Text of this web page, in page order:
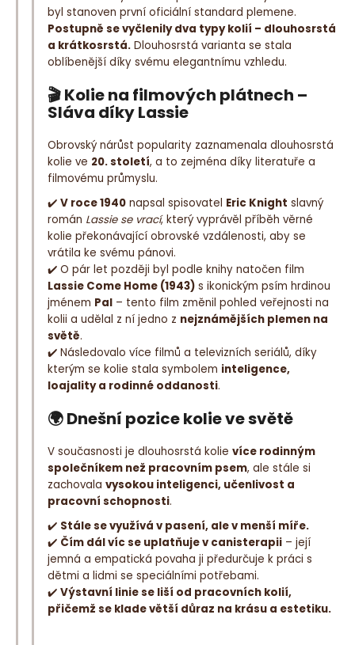
byl stanoven první oficiální standard plemene.
Postupně se vyčlenily dva typy kolií – dlouhosrstá
a krátkosrstá. Dlouhosrstá varianta se stala
oblíbenější díky svému elegantnímu vzhledu.
🎬Kolie na filmových plátnech –
Sláva díky Lassie
Obrovský nárůst popularity zaznamenala dlouhosrstá
kolie ve 20. století, a to zejména díky literatuře a
filmovému průmyslu.
✔️ V roce 1940 napsal spisovatel Eric Knight slavný
román Lassie se vrací, který vyprávěl příběh věrné
kolie překonávající obrovské vzdálenosti, aby se
vrátila ke svému pánovi.
✔️ O pár let později byl podle knihy natočen film
Lassie Come Home (1943) s ikonickým psím hrdinou
jménem Pal – tento film změnil pohled veřejnosti na
kolii a udělal z ní jedno z nejznámějších plemen na
světě.
✔️ Následovalo více filmů a televizních seriálů, díky
kterým se kolie stala symbolem inteligence,
loajality a rodinné oddanosti.
🌍Dnešní pozice kolie ve světě
V současnosti je dlouhosrstá kolie více rodinným
společníkem než pracovním psem, ale stále si
zachovala vysokou inteligenci, učenlivost a
pracovní schopnosti.
✔️ Stále se využívá v pasení, ale v menší míře.
✔️ Čím dál víc se uplatňuje v canisterapii – její
jemná a empatická povaha ji předurčuje k práci s
dětmi a lidmi se speciálními potřebami.
✔️ Výstavní linie se liší od pracovních kolií,
přičemž se klade větší důraz na krásu a estetiku.